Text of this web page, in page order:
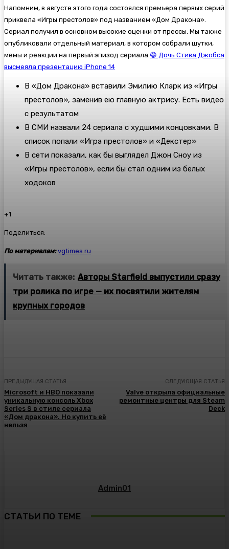
Напомним, в августе этого года состоялся премьера первых серий
приквела «Игры престолов» под названием «Дом Дракона».
Сериал получил в основном высокие оценки от прессы. Мы также
опубликовали отдельный материал, в котором собрали шутки,
мемы и реакции на первый эпизод сериала. 😁 Дочь Стива Джобса
высмеяла презентацию iPhone 14
В «Дом Дракона» вставили Эмилию Кларк из «Игры
престолов», заменив ею главную актрису. Есть видео
с результатом
В СМИ назвали 24 сериала с худшими концовками. В
список попали «Игра престолов» и «Декстер»
В сети показали, как бы выглядел Джон Сноу из
«Игры престолов», если бы стал одним из белых
ходоков
+1
Поделиться:
По материалам: vgtimes.ru
Читать также: Авторы Starfield выпустили сразу
три ролика по игре — их посвятили жителям
крупных городов
ПРЕДЫДУЩАЯ СТАТЬЯ
Microsoft и HBO показали
уникальную консоль Xbox
Series S в стиле сериала
«Дом дракона». Но купить её
нельзя
СЛЕДУЮЩАЯ СТАТЬЯ
Valve открыла официальные
ремонтные центры для Steam
Deck
Admin01
СТАТЬИ ПО ТЕМЕ